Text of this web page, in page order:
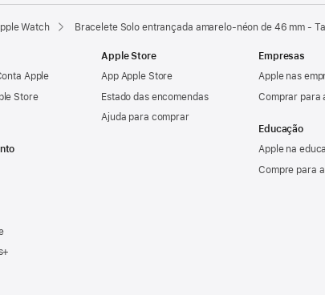
Watch Bracelete Solo entrançada amarelo‑néon de 46 mm -
Apple
Store
Apple Store
App Apple Store
Estado das encomendas
Ajuda para comprar
Empresas
Apple nas
Comprar para
Educação
Apple na
Compre para